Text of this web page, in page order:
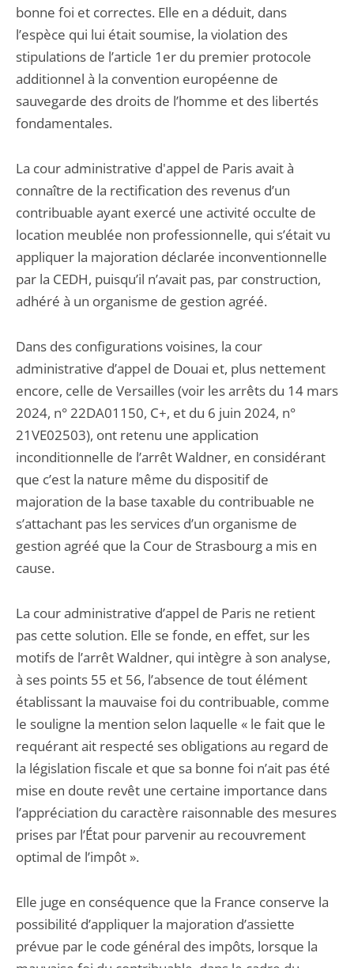
bonne foi et correctes. Elle en a déduit, dans
l’espèce qui lui était soumise, la violation des
stipulations de l’article 1er du premier protocole
additionnel à la convention européenne de
sauvegarde des droits de l’homme et des libertés
fondamentales.
La cour administrative d'appel de Paris avait à
connaître de la rectification des revenus d’un
contribuable ayant exercé une activité occulte de
location meublée non professionnelle, qui s’était vu
appliquer la majoration déclarée inconventionnelle
par la CEDH, puisqu’il n’avait pas, par construction,
adhéré à un organisme de gestion agréé.
Dans des configurations voisines, la cour
administrative d’appel de Douai et, plus nettement
encore, celle de Versailles (voir les arrêts du 14 mars
2024, n° 22DA01150, C+, et du 6 juin 2024, n°
21VE02503), ont retenu une application
inconditionnelle de l’arrêt Waldner, en considérant
que c’est la nature même du dispositif de
majoration de la base taxable du contribuable ne
s’attachant pas les services d’un organisme de
gestion agréé que la Cour de Strasbourg a mis en
cause.
La cour administrative d’appel de Paris ne retient
pas cette solution. Elle se fonde, en effet, sur les
motifs de l’arrêt Waldner, qui intègre à son analyse,
à ses points 55 et 56, l’absence de tout élément
établissant la mauvaise foi du contribuable, comme
le souligne la mention selon laquelle « le fait que le
requérant ait respecté ses obligations au regard de
la législation fiscale et que sa bonne foi n’ait pas été
mise en doute revêt une certaine importance dans
l’appréciation du caractère raisonnable des mesures
prises par l’État pour parvenir au recouvrement
optimal de l’impôt ».
Elle juge en conséquence que la France conserve la
possibilité d’appliquer la majoration d’assiette
prévue par le code général des impôts, lorsque la